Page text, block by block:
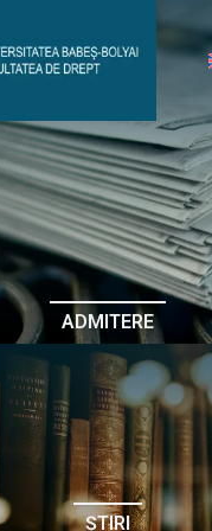
Avizier Studenți
Studii
Admitere
Erasmus & Internațional
Despre Facultate
ADMITERE
ȘTIRI